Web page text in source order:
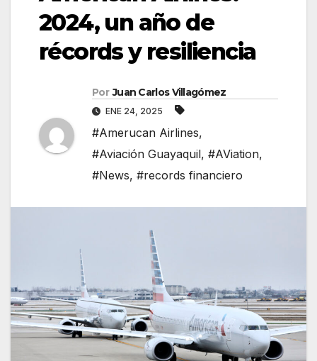
2024, un año de
récords y resiliencia
Por Juan Carlos Villagómez
ENE 24, 2025
#Amerucan Airlines,
#Aviación Guayaquil, #AViation,
#News, #records financiero